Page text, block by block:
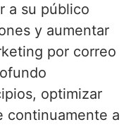
a su público
y aumentar
por correo
optimizar
continuamente a